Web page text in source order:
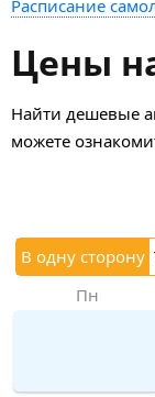
Расписание
Цены
Найти дешевые
можете
В одну сторону
Пн